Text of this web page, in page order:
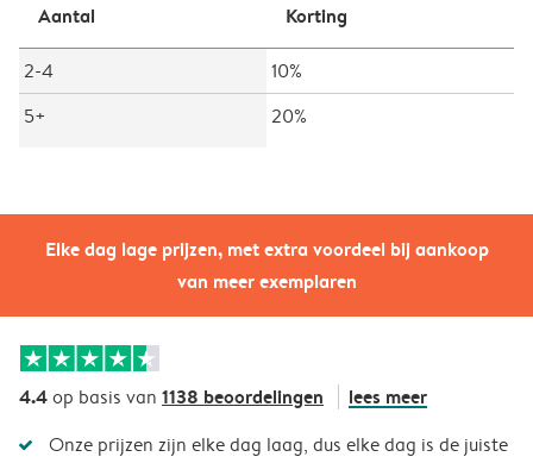
Elke dag lage prijzen, met extra voordeel bij aankoop
van meer exemplaren
Aantal Korting
2-4
10%
5+
20%
4.4op basis van 1138 beoordelingen lees meer
Onze prijzen zijn elke dag laag, dus elke dag is de juiste